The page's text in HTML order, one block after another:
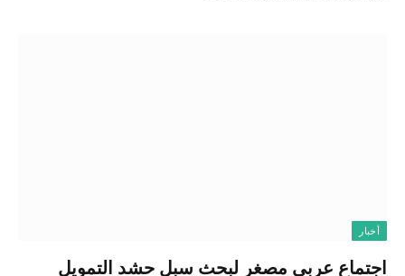
أخبار
اجتماع عربي مصغر لبحث سبل حشد التمويل